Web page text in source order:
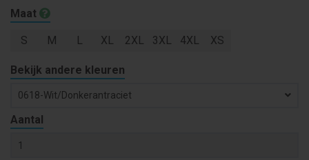
Maat
S M L XL 2XL 3XL 4XL XS
Bekijk andere kleuren
0618-Wit/donkerantraciet
Aantal